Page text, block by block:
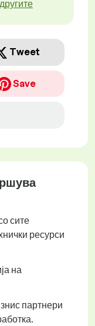
Tweet
Save
сите
ресурси
на
партнери